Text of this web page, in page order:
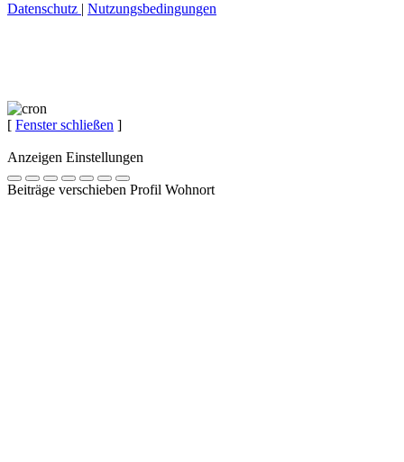
Datenschutz | Nutzungsbedingungen
[ Fenster schließen ]
Anzeigen Einstellungen
Beiträge verschieben Profil Wohnort